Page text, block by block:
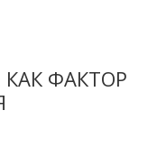
ФАКТОР